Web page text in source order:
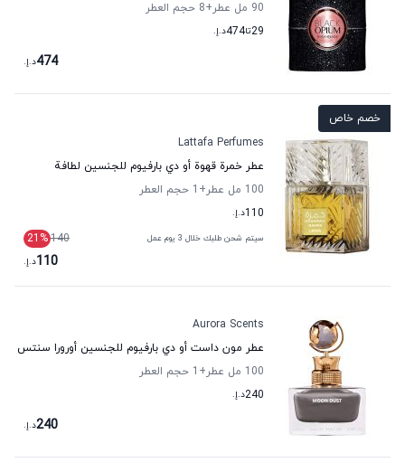
90 مل عطر
+8
حجم العطر
29تا474د.إ.
474د.إ.
خصم خاص
Lattafa Perfumes
عطر خمرة قهوة أو دي بارفيوم للجنسين لطافة
100 مل عطر
+1
حجم العطر
110د.إ.
سيتم شحن طلبك خلال 3 يوم عمل 140
21 %
110د.إ.
Aurora Scents
عطر مون داست أو دي بارفيوم للجنسين أورورا سنتس
100 مل عطر
+1
حجم العطر
240د.إ.
240د.إ.